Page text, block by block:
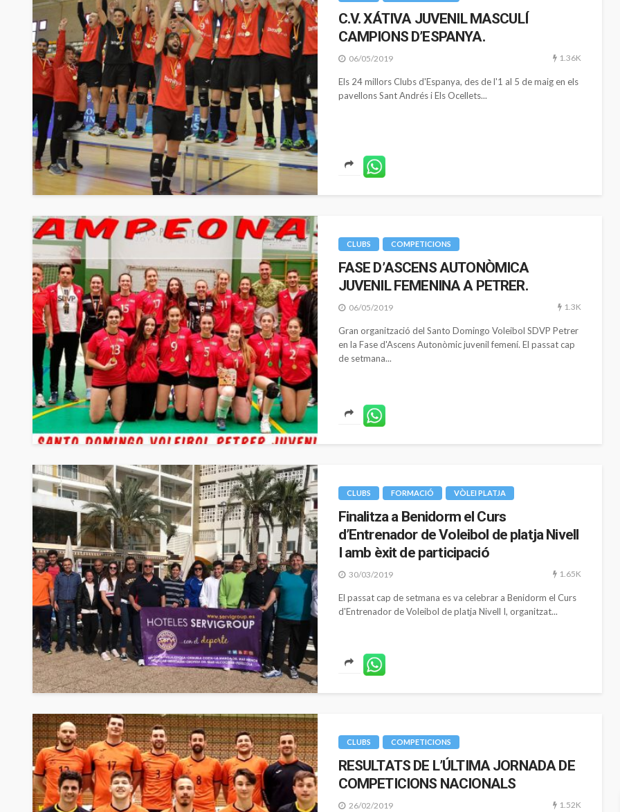
C.V. XÁTIVA JUVENIL MASCULÍ
CAMPIONS D’ESPANYA.
06/05/2019 1.36K
Els 24 millors Clubs d'Espanya, des de l'1 al 5 de maig en els
pavellons Sant Andrés i Els Ocellets...
CLUBS COMPETICIONS
FASE D’ASCENS AUTONÒMICA
JUVENIL FEMENINA A PETRER.
06/05/2019 1.3K
Gran organització del Santo Domingo Voleibol SDVP Petrer
en la Fase d'Ascens Autonòmic juvenil femení. El passat cap
de setmana...
CLUBS FORMACIÓ VÒLEI PLATJA
Finalitza a Benidorm el Curs
d’Entrenador de Voleibol de platja Nivell
I amb èxit de participació
30/03/2019 1.65K
El passat cap de setmana es va celebrar a Benidorm el Curs
d'Entrenador de Voleibol de platja Nivell I, organitzat...
CLUBS COMPETICIONS
RESULTATS DE L’ÚLTIMA JORNADA DE
COMPETICIONS NACIONALS
26/02/2019 1.52K
NOTICIES
Suspesa tota la jornada del
vent
13/02/2026 406 27/07/2026